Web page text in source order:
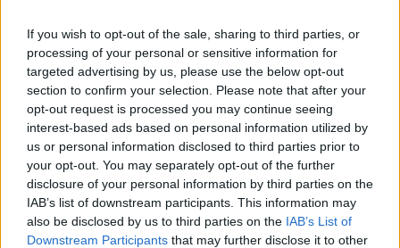
If you wish to opt-out of the sale, sharing to third parties, or
processing of your personal or sensitive information for
targeted advertising by us, please use the below opt-out
section to confirm your selection. Please note that after your
opt-out request is processed you may continue seeing
interest-based ads based on personal information utilized by
us or personal information disclosed to third parties prior to
your opt-out. You may separately opt-out of the further
disclosure of your personal information by third parties on the
IAB’s list of downstream participants. This information may
also be disclosed by us to third parties on the IAB’s List of
Downstream Participants that may further disclose it to other
La discarica di Albano
GRAVISSIMO INCIDENTE SULL’ AURELIA
Precedente
Incidente a catena
sulla Aurelia: una
persona perde la
vita
Successiva
Mascherina
all’aperto: da oggi
stop all’obbligo